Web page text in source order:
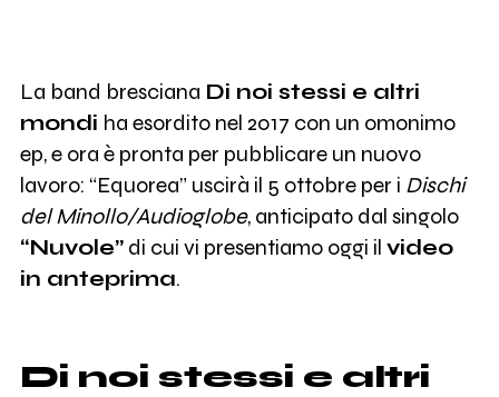
La band bresciana Di noi stessi e altri
mondi ha esordito nel 2017 con un omonimo
ep, e ora è pronta per pubblicare un nuovo
lavoro: “Equorea” uscirà il 5 ottobre per i Dischi
del Minollo/Audioglobe, anticipato dal singolo
“Nuvole”di cui vi presentiamo oggi il video
in anteprima.
Di noi stessi e altri